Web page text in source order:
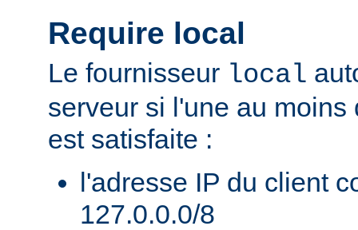
Require local
Le fournisseur local
serveur si l'une au
est satisfaite :
l'adresse IP du client
127.0.0.0/8